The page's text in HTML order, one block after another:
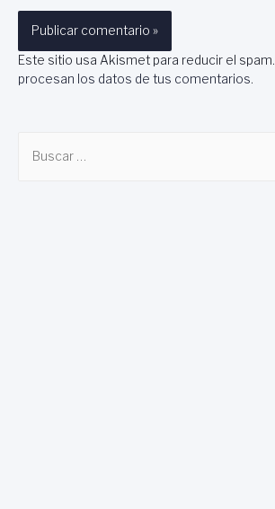
Este sitio usa Akismet para reducir el spam.
procesan los datos de tus comentarios.